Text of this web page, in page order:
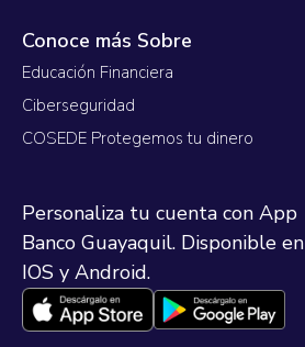
Conoce más Sobre
Educación Financiera
Ciberseguridad
COSEDE Protegemos tu dinero
Personaliza tu cuenta con App
Banco Guayaquil. Disponible en
IOS y Android.